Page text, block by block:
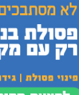
פעולות
לבצע הערכת
נוספים